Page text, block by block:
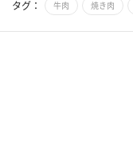
タグ： 牛肉 焼き肉